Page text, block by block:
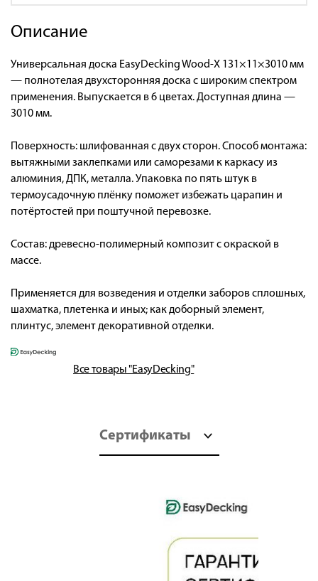
Описание
Универсальная доска EasyDecking Wood-X 131×11×3010 мм
— полнотелая двухсторонняя доска с широким спектром
применения. Выпускается в 6 цветах. Доступная длина —
3010 мм.
Поверхность: шлифованная с двух сторон. Способ монтажа:
вытяжными заклепками или саморезами к каркасу из
алюминия, ДПК, металла. Упаковка по пять штук в
термоусадочную плёнку поможет избежать царапин и
потёртостей при поштучной перевозке.
Состав: древесно-полимерный композит с окраской в
массе.
Применяется для возведения и отделки заборов сплошных,
шахматка, плетенка и иных; как доборный элемент,
плинтус, элемент декоративной отделки.
Все товары "EasyDecking"
Сертификаты